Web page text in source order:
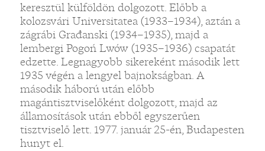
keresztül külföldön dolgozott. Előbb a
kolozsvári Universitatea (1933–1934), aztán a
zágrábi Građanski (1934–1935), majd a
lembergi Pogoń Lwów (1935–1936) csapatát
edzette. Legnagyobb sikereként második lett
1935 végén a lengyel bajnokságban. A
második háború után előbb
magántisztviselőként dolgozott, majd az
államosítások után ebből egyszerűen
tisztviselő lett. 1977. január 25-én, Budapesten
hunyt el.